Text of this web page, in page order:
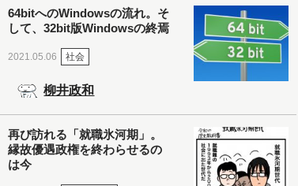
64bitへのWindowsの流れ。そ
して、32bit版Windowsの終焉
2021.05.06 社会
柳井政和
再び訪れる「就職氷河期」。
縁故優遇政権を終わらせるの
は今